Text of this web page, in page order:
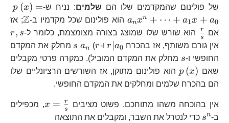
של פולינום שהמקדמים שלו הםשלמים: נניח ש- p (x) =
anxn + ⋯ + a1x + a0 הוא פולינום שכל מקדמיו ב-Z; אז
אם
\frac{r}
{s}
s
r הוא שורש שלו שמוצג בצורה מצומצמת, כלומר ל- r, s
אין גורם משותף, אז בהכרח
r|a_{0}
r a0 ו- s|a_{n}
s ∣an ( r
r
מחלק את המקדם
החופשי ו-
s s מחלק את המקדם המוביל). כמקרה פרטי מקבלים
שאם
p\left(x\right) p (x)
הוא פולינום מתוקן, אז השורשים הרציונליים שלו
הם בהכרח שלמים ומחלקים את המקדם החופשי.
אין בהוכחה משהו מתוחכם. פשוט מציבים
{s}
x = s
r
, מכפילים
ב- sn כדי לנטרל את השבר, ומקבלים את התוצאה